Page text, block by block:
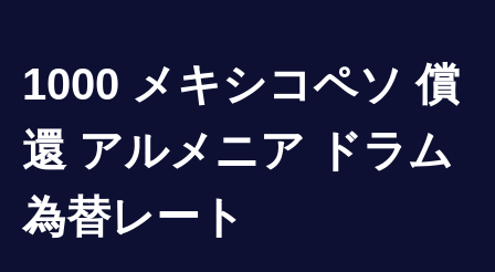
1000 メキシコペソ 償
還 アルメニア ドラム
為替レート